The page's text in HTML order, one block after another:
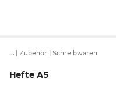
… Zubehör Schreibwaren
Hefte A5